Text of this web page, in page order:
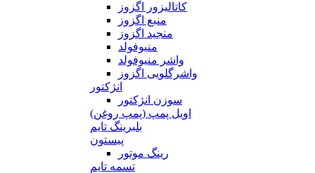
کاتالیزور اگزوز
منبع اگزوز
منجید اگزوز
منیوفولد
واشر منیوفولد
واشرگلویی اگزوز
انژکتور
سوزن انژکتور
اویل پمپ (پمپ روغن)
بلبرینگ تایم
پیستون
رینگ موتور
تسمه تایم